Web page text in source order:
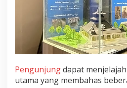
h
N
a
b
i
M
h
a
Pengunjungdapat
utama yang membahas